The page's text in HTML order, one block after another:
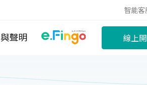
智能客
聲明 線上